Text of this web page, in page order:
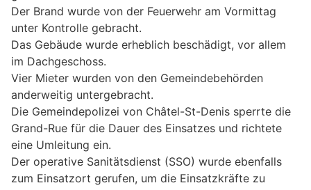
Der Brand wurde von der Feuerwehr am Vormittag
unter Kontrolle gebracht.
Das Gebäude wurde erheblich beschädigt, vor allem
im Dachgeschoss.
Vier Mieter wurden von den Gemeindebehörden
anderweitig untergebracht.
Die Gemeindepolizei von Châtel-St-Denis sperrte die
Grand-Rue für die Dauer des Einsatzes und richtete
eine Umleitung ein.
Der operative Sanitätsdienst (SSO) wurde ebenfalls
zum Einsatzort gerufen, um die Einsatzkräfte zu